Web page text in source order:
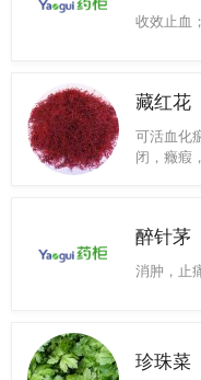
收效止血
藏红花
可活血化
闭，癥瘕
醉针茅
消肿，止
珍珠菜